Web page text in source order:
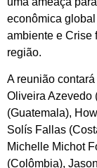
econômica
ambiente e Crise
região.
A reunião
Oliveira Azevedo
(Guatemala),
Solís Fallas
Michelle Michot
(Colômbia),